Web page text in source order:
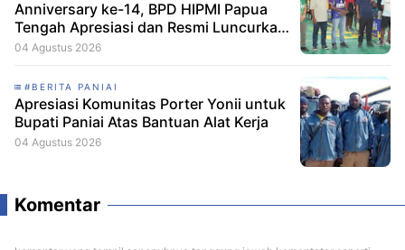
Anniversary ke-14, BPD HIPMI Papua
Tengah Apresiasi dan Resmi Luncurkan
Skuad Baru Makamagu Papua FC
04 Agustus 2026
#BERITA PANIAI
Apresiasi Komunitas Porter Yonii untuk
Bupati Paniai Atas Bantuan Alat Kerja
04 Agustus 2026
Komentar